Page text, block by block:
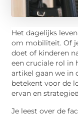
Het dagelijks
om mobiliteit. Of
doet of kinderen
een cruciale rol in
artikel gaan we in
betekent voor de
ervan en
Je leest over de